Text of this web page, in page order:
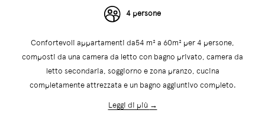
4 persone
Confortevoli appartamenti da54 m² a 60m² per 4 persone,
composti da una camera da letto con bagno privato, camera da
letto secondaria, soggiorno e zona pranzo, cucina
completamente attrezzata e un bagno aggiuntivo completo.
Leggi di più